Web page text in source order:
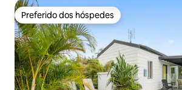
Preferido dos hóspedes
Preferido dos hóspedes